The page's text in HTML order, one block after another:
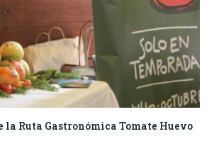
la Ruta Gastronómica Tomate Huevo